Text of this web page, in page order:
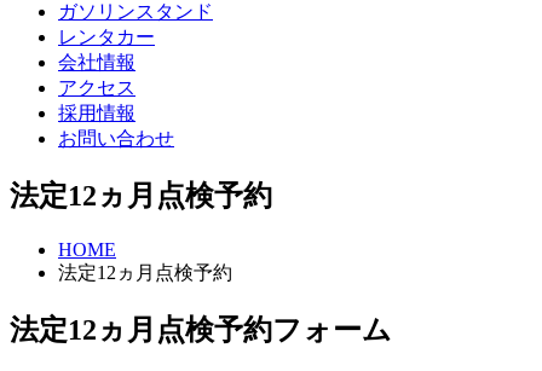
ガソリンスタンド
レンタカー
会社情報
アクセス
採用情報
お問い合わせ
法定12ヵ月点検予約
HOME
法定12ヵ月点検予約
法定12ヵ月点検予約フォーム